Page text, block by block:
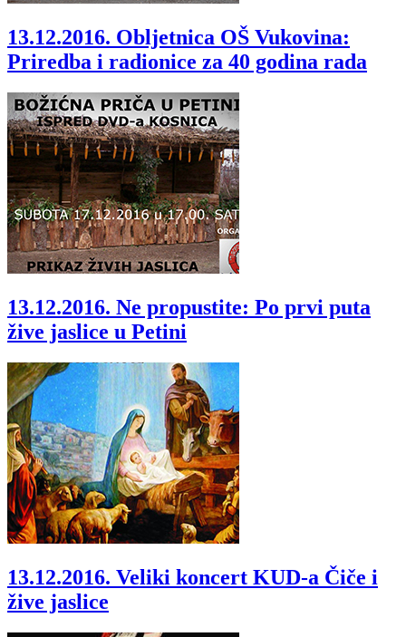
13.12.2016. Obljetnica OŠ Vukovina:
Priredba i radionice za 40 godina rada
13.12.2016. Ne propustite: Po prvi puta
žive jaslice u Petini
13.12.2016. Veliki koncert KUD-a Čiče i
žive jaslice